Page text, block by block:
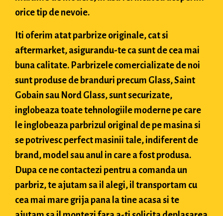
orice tip de nevoie.
Iti oferim atat parbrize originale, cat si
aftermarket, asigurandu-te ca sunt de cea mai
buna calitate. Parbrizele comercializate de noi
sunt produse de branduri precum Glass, Saint
Gobain sau Nord Glass, sunt securizate,
inglobeaza toate tehnologiile moderne pe care
le inglobeaza parbrizul original de pe masina si
se potrivesc perfect masinii tale, indiferent de
brand, model sau anul in care a fost produsa.
Dupa ce ne contactezi pentru a comanda un
parbriz, te ajutam sa il alegi, il transportam cu
cea mai mare grija pana la tine acasa si te